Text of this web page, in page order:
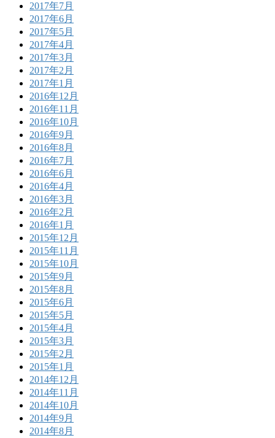
2017年7月
2017年6月
2017年5月
2017年4月
2017年3月
2017年2月
2017年1月
2016年12月
2016年11月
2016年10月
2016年9月
2016年8月
2016年7月
2016年6月
2016年4月
2016年3月
2016年2月
2016年1月
2015年12月
2015年11月
2015年10月
2015年9月
2015年8月
2015年6月
2015年5月
2015年4月
2015年3月
2015年2月
2015年1月
2014年12月
2014年11月
2014年10月
2014年9月
2014年8月